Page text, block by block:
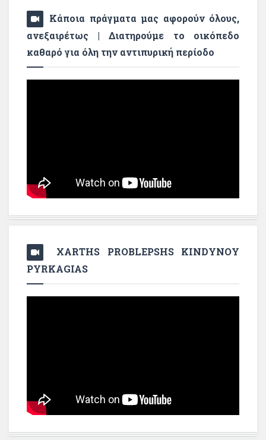
Κάποια πράγματα μας αφορούν όλους,
ανεξαιρέτως | Διατηρούμε το οικόπεδο
καθαρό για όλη την αντιπυρική περίοδο
XARTHS PROBLEPSHS KINDYNOY
PYRKAGIAS